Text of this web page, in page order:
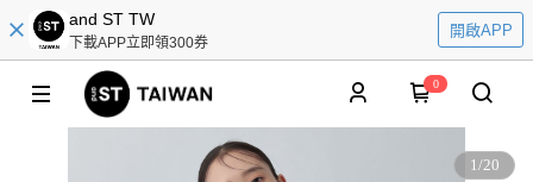
and ST TW
下載APP立即領300券
開啟APP
0
1/20